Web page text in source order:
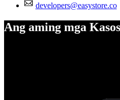
developers@easystore.co
Ang aming mga